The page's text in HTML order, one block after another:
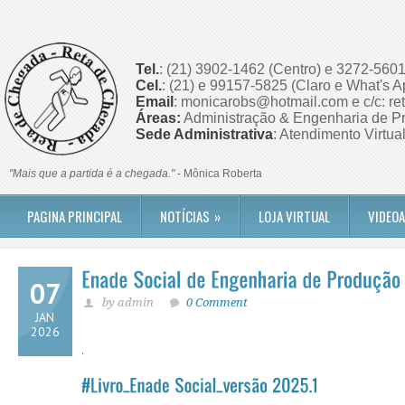
Tel.: (21) 3902-1462 (Centro) e 3272-
Cel.: (21) e 99157-5825 (Claro e What's
Email : monicarobs@hotmail.com e c/c:
Áreas: Administração & Engenharia de
Sede Administrativa: Atendimento Virtual
"Mais que a partida é a chegada."- Mônica Roberta
PAGINA PRINCIPAL NOTÍCIAS » LOJA VIRTUAL
07
JAN
2026
by admin 0 Comment
.